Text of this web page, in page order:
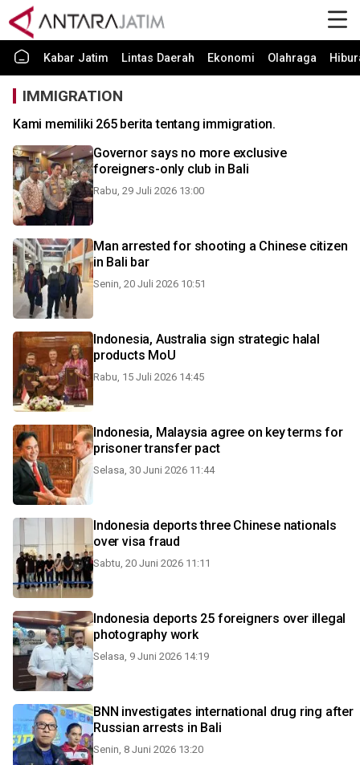
Kabar Jatim Lintas Daerah Ekonomi Olahraga
IMMIGRATION
Kami memiliki 265 berita tentang immigration.
Governor says no more exclusive
foreigners-only club in Bali
Rabu, 29 Juli 2026 13:00
Man arrested for shooting a Chinese citizen
in Bali bar
Senin, 20 Juli 2026 10:51
Indonesia, Australia sign strategic halal
products MoU
Rabu, 15 Juli 2026 14:45
Indonesia, Malaysia agree on key terms for
prisoner transfer pact
Selasa, 30 Juni 2026 11:44
Indonesia deports three Chinese nationals
over visa fraud
Sabtu, 20 Juni 2026 11:11
Indonesia deports 25 foreigners over illegal
photography work
Selasa, 9 Juni 2026 14:19
BNN investigates international drug ring after
Russian arrests in Bali
Senin, 8 Juni 2026 13:20